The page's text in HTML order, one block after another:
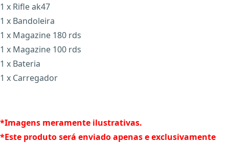
1 x Rifle ak47
1 x Bandoleira
1 x Magazine 180 rds
1 x Magazine 100 rds
1 x Bateria
1 x Carregador
*Imagens meramente ilustrativas.
*Este produto será enviado apenas e exclusivamente